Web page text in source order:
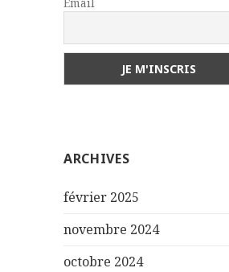
ARCHIVES
février 2025
novembre 2024
octobre 2024